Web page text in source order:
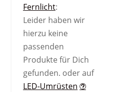
Fernlicht:
Leider haben wir
hierzu keine
passenden
Produkte für Dich
gefunden. oder auf
LED-Umrüsten